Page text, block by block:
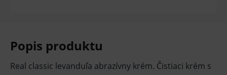
Popis produktu
Real classic levanduľa abrazívny krém. Čistiaci krém s